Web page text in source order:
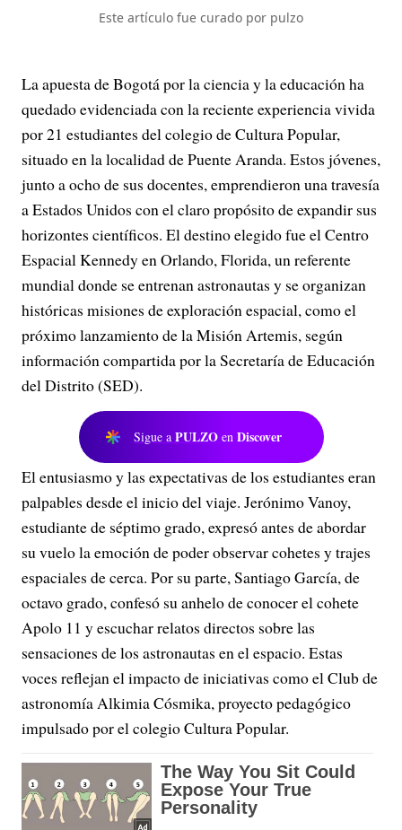
Este artículo fue curado por pulzo
La apuesta de Bogotá por la ciencia y la educación ha
quedado evidenciada con la reciente experiencia vivida
por 21 estudiantes del colegio de Cultura Popular,
situado en la localidad de Puente Aranda. Estos jóvenes,
junto a ocho de sus docentes, emprendieron una travesía
a Estados Unidos con el claro propósito de expandir sus
horizontes científicos. El destino elegido fue el Centro
Espacial Kennedy en Orlando, Florida, un referente
mundial donde se entrenan astronautas y se organizan
históricas misiones de exploración espacial, como el
próximo lanzamiento de la Misión Artemis, según
información compartida por la Secretaría de Educación
del Distrito (SED).
Sigue a PULZO en Discover
El entusiasmo y las expectativas de los estudiantes eran
palpables desde el inicio del viaje. Jerónimo Vanoy,
estudiante de séptimo grado, expresó antes de abordar
su vuelo la emoción de poder observar cohetes y trajes
espaciales de cerca. Por su parte, Santiago García, de
octavo grado, confesó su anhelo de conocer el cohete
Apolo 11 y escuchar relatos directos sobre las
sensaciones de los astronautas en el espacio. Estas
voces reflejan el impacto de iniciativas como el Club de
astronomía Alkimia Cósmika, proyecto pedagógico
impulsado por el colegio Cultura Popular.